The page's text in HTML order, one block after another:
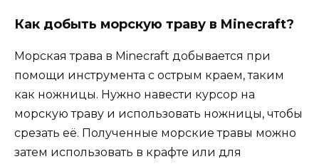
Как добыть морскую траву в Minecraft?
Морская трава в Minecraft добывается при
помощи инструмента с острым краем, таким
как ножницы. Нужно навести курсор на
морскую траву и использовать ножницы, чтобы
срезать её. Полученные морские травы можно
затем использовать в крафте или для